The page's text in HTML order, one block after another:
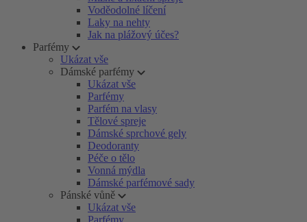
Voděodolné líčení
Laky na nehty
Jak na plážový účes?
Parfémy
Ukázat vše
Dámské parfémy
Ukázat vše
Parfémy
Parfém na vlasy
Tělové spreje
Dámské sprchové gely
Deodoranty
Péče o tělo
Vonná mýdla
Dámské parfémové sady
Pánské vůně
Ukázat vše
Parfémy